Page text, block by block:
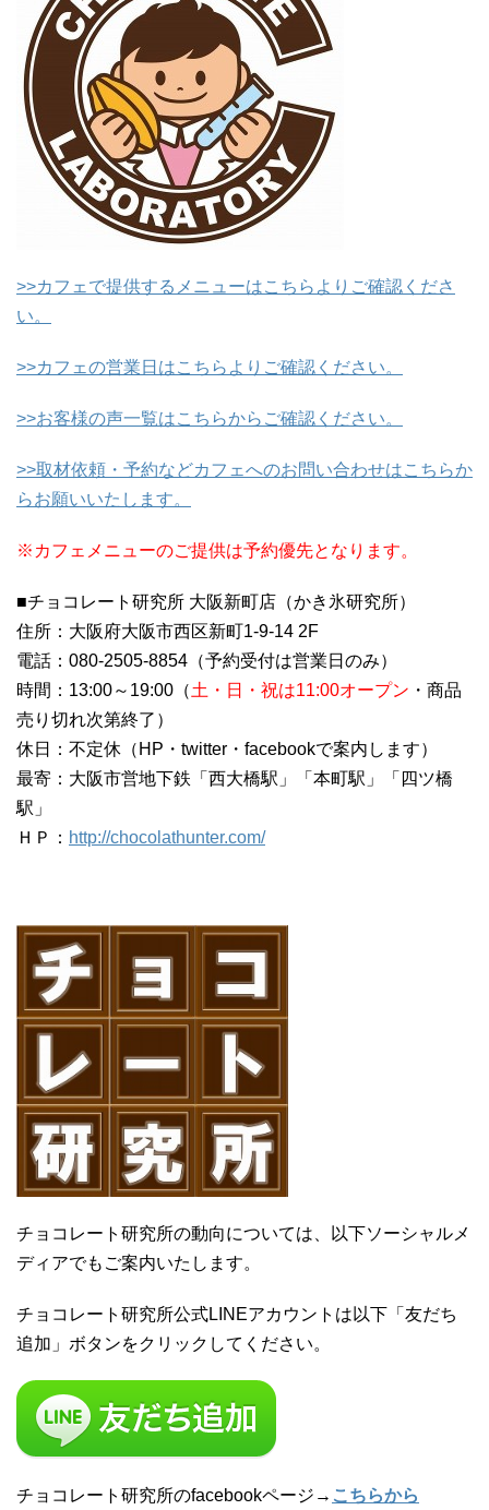
>>カフェで提供するメニューはこちらよりご確認くださ
い。
>>カフェの営業日はこちらよりご確認ください。
>>お客様の声一覧はこちらからご確認ください。
>>取材依頼・予約などカフェへのお問い合わせはこちらか
らお願いいたします。
※カフェメニューのご提供は予約優先となります。
■チョコレート研究所 大阪新町店（かき氷研究所）
住所：大阪府大阪市西区新町1-9-14 2F
電話：080-2505-8854（予約受付は営業日のみ）
時間：13:00～19:00（土・日・祝は11:00オープン ・商品
売り切れ次第終了）
休日：不定休（HP・twitter・facebookで案内します）
最寄：大阪市営地下鉄「西大橋駅」「本町駅」「四ツ橋
駅」
ＨＰ： http://chocolathunter.com/
チョコレート研究所の動向については、以下ソーシャルメ
ディアでもご案内いたします。
チョコレート研究所公式LINEアカウントは以下「友だち
追加」ボタンをクリックしてください。
チョコレート研究所のfacebookページ→ こちらから